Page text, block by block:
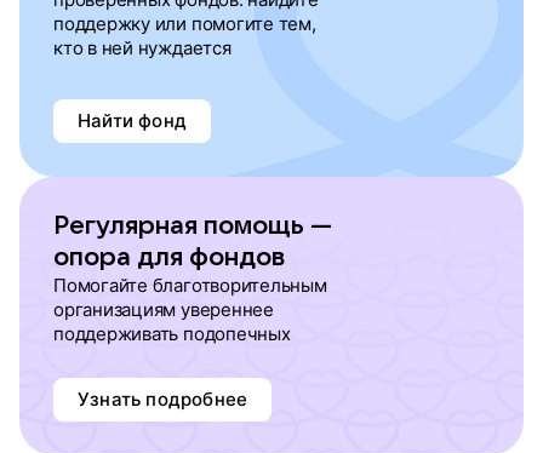
поддержку или помогите тем,
кто в ней нуждается
Найти фонд
Регулярная помощь —
опора для фондов
Помогайте благотворительным
организациям увереннее
поддерживать подопечных
Узнать подробнее